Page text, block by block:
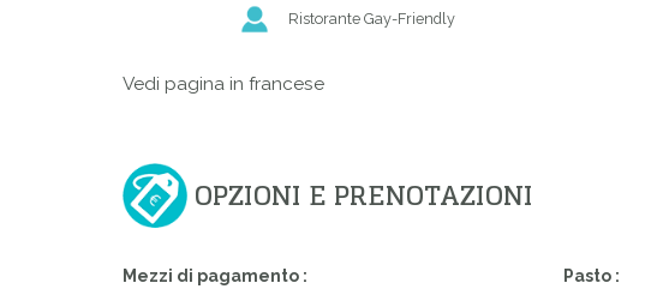
Ristorante Gay-Friendly
Vedi pagina in francese
OPZIONI E PRENOTAZIONI
Mezzi di pagamento :
Pasto :